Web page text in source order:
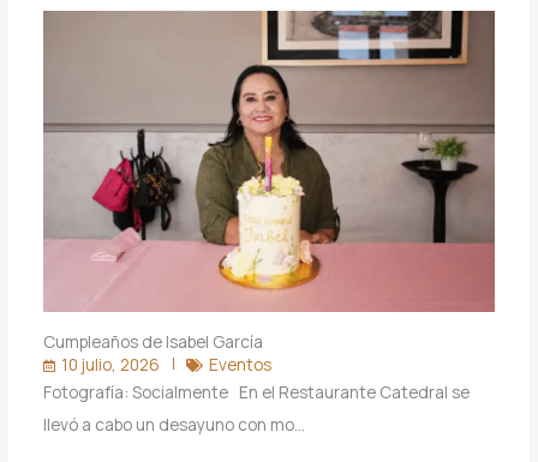
Cumpleaños de Isabel García
10 julio, 2026
Eventos
Fotografía: Socialmente En el Restaurante Catedral se
llevó a cabo un desayuno con mo…